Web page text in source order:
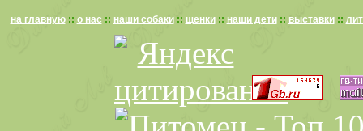
на главную:: о нас :: наши собаки:: щенки:: наши дети:: выставки::